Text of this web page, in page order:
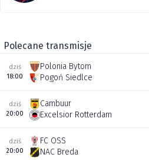
Polecane transmisje
dziś
18:00
Polonia Bytom
Pogoń Siedlce
dziś
20:00
Cambuur
Excelsior Rotterdam
dziś
20:00
FC OSS
NAC Breda